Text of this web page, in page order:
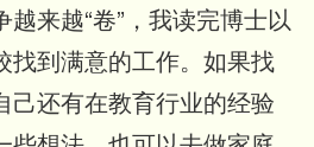
来越“卷”，我读完博士以
找到满意的工作。如果找
己还有在教育行业的经验